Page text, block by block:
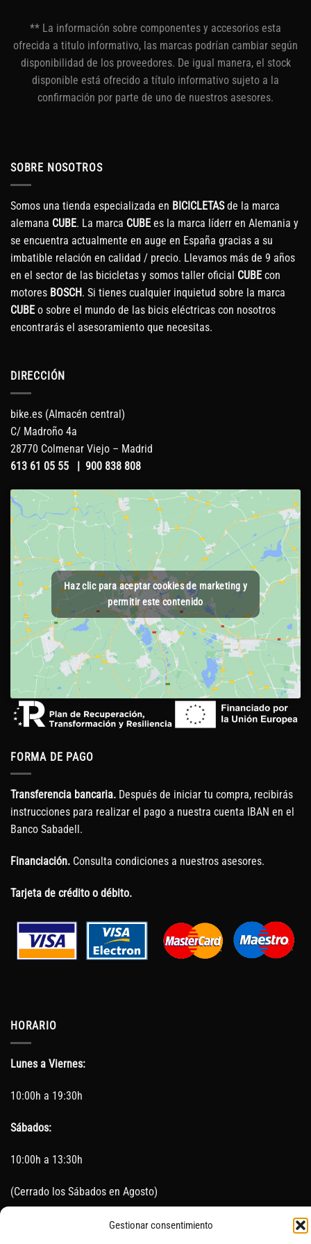
Gestionar consentimiento
** La información sobre componentes y accesorios esta
ofrecida a titulo informativo, las marcas podrían cambiar según
disponibilidad de los proveedores. De igual manera, el stock
disponible está ofrecido a título informativo sujeto a la
confirmación por parte de uno de nuestros asesores.
SOBRE NOSOTROS
Somos una tienda especializada en BICICLETASde la marca
alemana CUBE. La marca CUBE es la marca líderr en Alemania y
se encuentra actualmente en auge en España gracias a su
imbatible relación en calidad / precio. Llevamos más de 9 años
en el sector de las bicicletas y somos taller oficial CUBE con
motores BOSCH. Si tienes cualquier inquietud sobre la marca
CUBE o sobre el mundo de las bicis eléctricas con nosotros
encontrarás el asesoramiento que necesitas.
DIRECCIÓN
bike.es (Almacén central)
C/ Madroño 4a
28770 Colmenar Viejo – Madrid
613 61 05 55
900 838 808
Haz clic para aceptar cookies de marketing y
permitir este contenido
FORMA DE PAGO
Transferencia bancaria. Después de iniciar tu compra, recibirás
instrucciones para realizar el pago a nuestra cuenta IBAN en el
Banco Sabadell.
Financiación. Consulta condiciones a nuestros asesores.
Tarjeta de crédito o débito.
HORARIO
Lunes a Viernes:
10:00h a 19:30h
Sábados:
10:00h a 13:30h
(Cerrado los Sábados en Agosto)
Sin servicio de taller del 15 de Agosto al 5 de septiembre